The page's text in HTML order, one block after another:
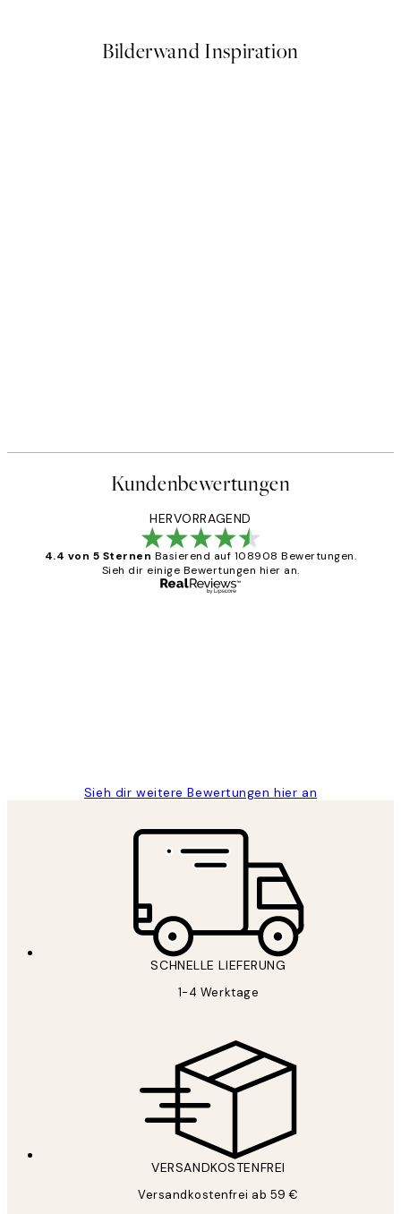
Bilderwand Inspiration
Kundenbewertungen
HERVORRAGEND
4.4 von 5 Sternen Basierend auf 108908 Bewertungen.
Sieh dir einige Bewertungen hier an.
Sieh dir weitere Bewertungen hier an
SCHNELLE LIEFERUNG
1-4 Werktage
VERSANDKOSTENFREI
Versandkostenfrei ab 59 €